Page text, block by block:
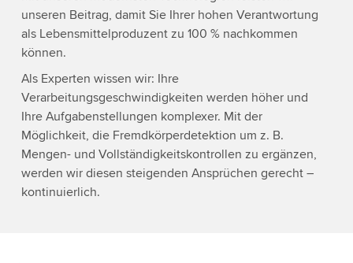
unseren Beitrag, damit Sie Ihrer hohen Verantwortung
als Lebensmittelproduzent zu 100 % nachkommen
können.
Als Experten wissen wir: Ihre
Verarbeitungsgeschwindigkeiten werden höher und
Ihre Aufgabenstellungen komplexer. Mit der
Möglichkeit, die Fremdkörperdetektion um z. B.
Mengen- und Vollständigkeitskontrollen zu ergänzen,
werden wir diesen steigenden Ansprüchen gerecht –
kontinuierlich.